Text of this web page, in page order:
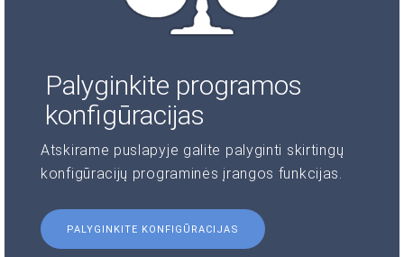
Palyginkite programos
konfigūracijas
Atskirame puslapyje galite palyginti skirtingų
konfigūracijų programinės įrangos funkcijas.
PALYGINKITE KONFIGŪRACIJAS